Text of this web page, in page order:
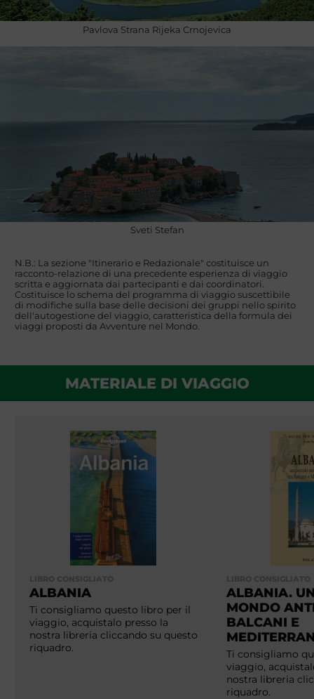
Pavlova Strana Rijeka Crnojevica
Sveti Stefan
N.B.: La sezione "Itinerario e Redazionale" costituisce un
racconto-relazione di una precedente esperienza di viaggio
scritta e aggiornata dai partecipanti e dai coordinatori.
Costituisce lo schema del programma di viaggio suscettibile
di modifiche sulla base delle decisioni dei gruppi nello spirito
dell'autogestione del viaggio, caratteristica della formula dei
viaggi proposti da Avventure nel Mondo.
MATERIALE DI VIAGGIO
ALBANIA
Ti consigliamo questo libro per il
viaggio, acquistalo presso la
nostra libreria cliccando su questo
riquadro.
ALBANIA.
MONDO
BALCANI E
Ti consigliamo
viaggio,
nostra libreria
riquadro.